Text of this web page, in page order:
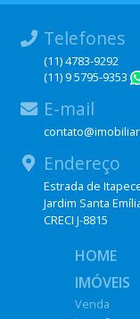
Telefones
(11) 4783-9292
(11) 9 5795-9353
E-mail
Endereço
Estrada de
Jardim Santa
CRECI J-8815
HOME
IMÓVEIS
Venda